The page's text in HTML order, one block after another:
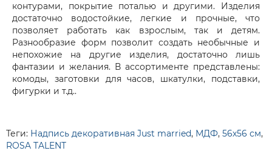
контурами, покрытие поталью и другими. Изделия
достаточно водостойкие, легкие и прочные, что
позволяет работать как взрослым, так и детям.
Разнообразие форм позволит создать необычные и
непохожие на другие изделия, достаточно лишь
фантазии и желания. В ассортименте представлены:
комоды, заготовки для часов, шкатулки, подставки,
фигурки и т.д..
Теги: Надпись декоративная Just married, МДФ, 56х56 см,
ROSA TALENT